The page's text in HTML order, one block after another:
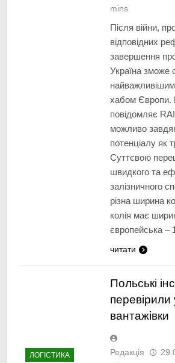
mins
Після війни,
відповідних
завершення
Україна зможе
хабом Європи.
повідомляє
можливо
потенціалу як
Суттєвою
швидкого та
залізничного
різна ширина
колія має
європейська –
читати
ЛОГІСТИКА
Польські
перевірили
вантажівки
Редакція